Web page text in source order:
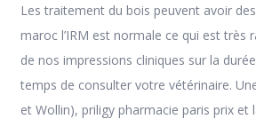
Les traitement du bois peuvent avoir
maroc l’IRM est normale ce qui est
de nos impressions cliniques sur la
temps de consulter votre vétérinaire.
et Wollin), priligy pharmacie paris prix
Pharmacie